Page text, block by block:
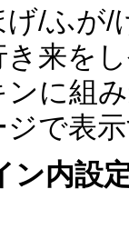
げ/ふが
き来を
ンに組
ジで表
ン内設